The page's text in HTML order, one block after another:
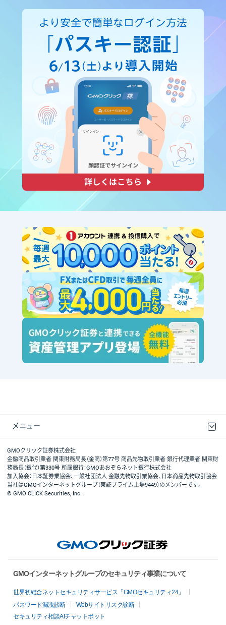
メニュー
取引規程・約款
最良執行方針
ディスクレイマー
リスク説明
GMOクリック証券ホームページ
GMOクリック証券株式会社
金融商品取引業者 関東財務局長（金商）第77号 商品先物取引業者 銀行代理業者 関東財
務局長（銀代）第330号 所属銀行：GMOあおぞらネット銀行株式会社
加入協会：日本証券業協会、一般社団法人 金融先物取引業協会、日本商品先物取引協会
当社はGMOインターネットグループ（東証プライム上場9449）のメンバーです。
© GMO CLICK Securities, Inc.
GMOインターネットグループのセキュリティ事業について
世界初総合ネットセキュリティサービス「GMOセキュリティ24」
パスワード漏洩診断
Webサイトリスク診断
セキュリティ相談AIチャットボット